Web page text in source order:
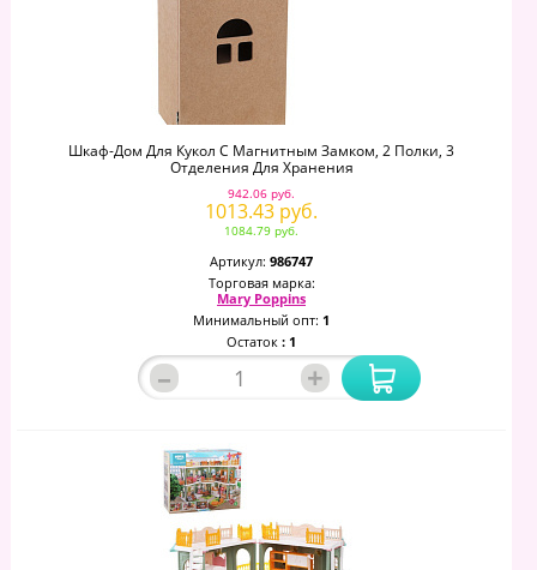
Шкаф-Дом Для Кукол С Магнитным Замком, 2 Полки, 3
Отделения Для Хранения
942.06 руб.
1013.43 руб.
1084.79 руб.
Артикул: 986747
Торговая марка:
Mary Poppins
Минимальный опт: 1
Остаток : 1
– +